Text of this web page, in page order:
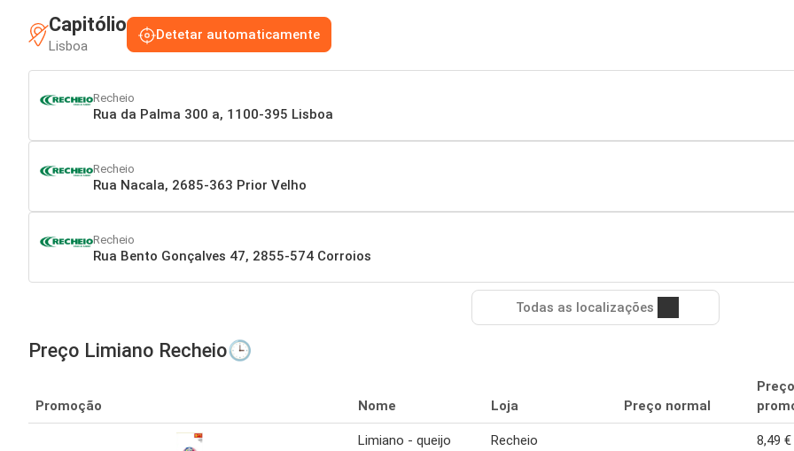
Capitólio
Lisboa
Detetar automaticamente
Recheio
Rua da Palma 300 a, 1100-395 Lisboa
Recheio
Rua Nacala, 2685-363 Prior Velho
Recheio
Rua Bento Gonçalves 47, 2855-574 Corroios
Todas as localizações
Preço Limiano Recheio🕒
Promoção Nome Loja Preço normal
Preço
Limiano - queijo
Recheio 8,49 €